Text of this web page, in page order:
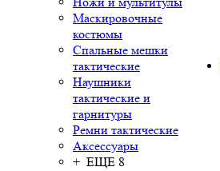
Маскировочные
костюмы
Спальные мешки
тактические
Наушники
тактические и
гарнитуры
Ремни тактические
Аксессуары
+ ЕЩЕ 8